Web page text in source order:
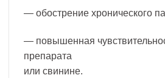
— обострение хронического
— повышенная
препарата
или свинине.